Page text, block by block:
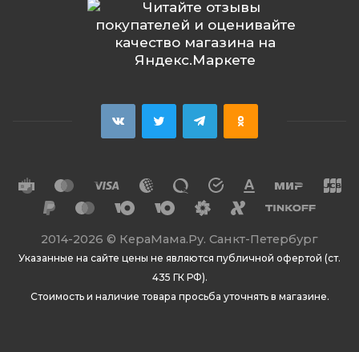
2014-2026 © КераМама.Ру. Санкт-Петербург
Указанные на сайте цены не являются публичной офертой (ст.
435 ГК РФ).
Стоимость и наличие товара просьба уточнять в магазине.